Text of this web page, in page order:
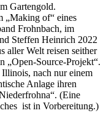
Gartengold.
„Making of“ eines
Frohnbach, im
Steffen Heinrich 2022
aller Welt reisen seither
„Open-Source-Projekt“.
nach nur einem
Anlage ihren
(Eine
ist in Vorbereitung.)